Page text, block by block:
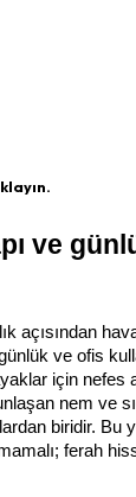
ve
açısından
ve ofis
için nefes
nem ve
biridir. Bu
ferah